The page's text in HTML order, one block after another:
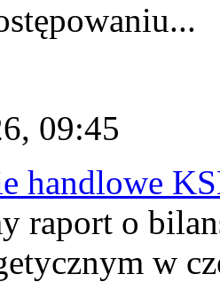
09:45
handlowe
raport o
w